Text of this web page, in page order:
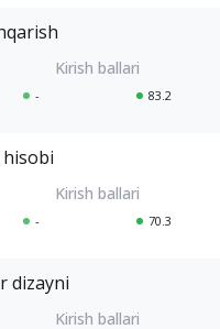
- 83.2
- 70.3
dizayni